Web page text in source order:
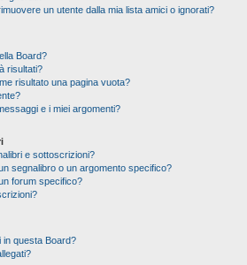
un utente dalla mia lista amici o ignorati?
Board?
risultati?
risultato una pagina vuota?
e i miei argomenti?
e sottoscrizioni?
segnalibro o un argomento specifico?
forum specifico?
in questa Board?